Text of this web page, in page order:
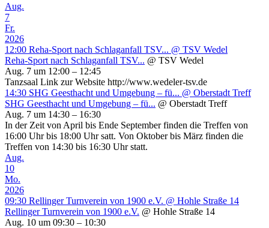
Aug.
7
Fr.
2026
12:00 Reha-Sport nach Schlaganfall TSV... @ TSV Wedel
Reha-Sport nach Schlaganfall TSV... @ TSV Wedel
Aug. 7 um 12:00 – 12:45
Tanzsaal Link zur Website http://www.wedeler-tsv.de
14:30 SHG Geesthacht und Umgebung – fü... @ Oberstadt Treff
SHG Geesthacht und Umgebung – fü... @ Oberstadt Treff
Aug. 7 um 14:30 – 16:30
In der Zeit von April bis Ende September finden die Treffen von
16:00 Uhr bis 18:00 Uhr satt. Von Oktober bis März finden die
Treffen von 14:30 bis 16:30 Uhr statt.
Aug.
10
Mo.
2026
09:30 Rellinger Turnverein von 1900 e.V. @ Hohle Straße 14
Rellinger Turnverein von 1900 e.V. @ Hohle Straße 14
Aug. 10 um 09:30 – 10:30